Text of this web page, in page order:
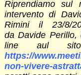
Riprendiamo
intervento di
Rimini il 23/8/
da Davide Perillo,
line aul
https://
non-vivere-